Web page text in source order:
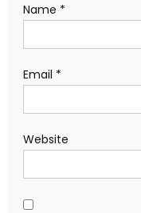
Name *
Email *
Website